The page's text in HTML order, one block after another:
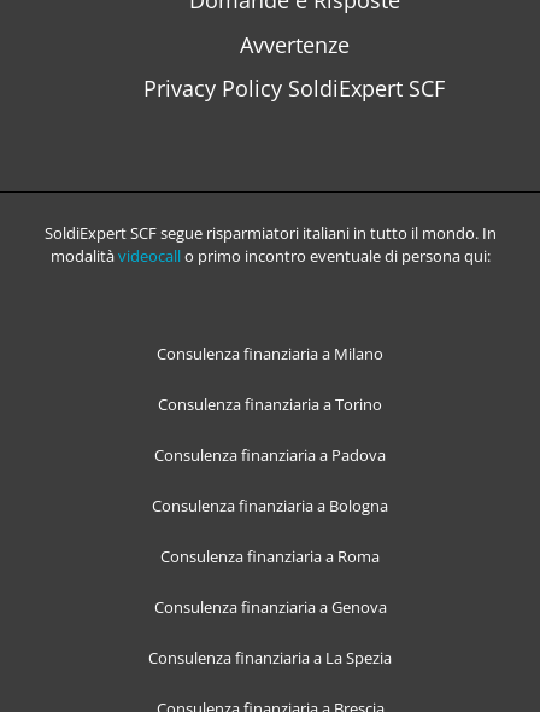
Avvertenze
Privacy Policy SoldiExpert SCF
SoldiExpert SCF segue risparmiatori italiani in tutto il mondo. In
modalitàvideocallo primo incontro eventuale di persona qui:
Consulenza finanziaria a Milano
Consulenza finanziaria a Torino
Consulenza finanziaria a Padova
Consulenza finanziaria a Bologna
Consulenza finanziaria a Roma
Consulenza finanziaria a Genova
Consulenza finanziaria a La Spezia